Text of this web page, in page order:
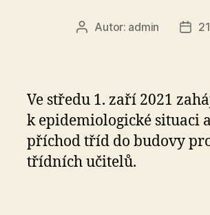
AutorAutor: admin
Ve středu 1. zaří 2021
k epidemiologické situaci
příchod tříd do budovy
třídních učitelů.